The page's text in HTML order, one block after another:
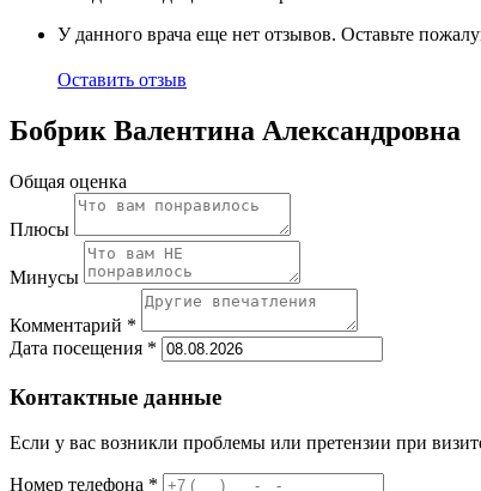
У данного врача еще нет отзывов. Оставьте
Оставить отзыв
Бобрик Валентина Александровна
Общая оценка
Плюсы
Минусы
Комментарий *
Дата посещения *
Контактные данные
Если у вас возникли проблемы или претензии при
Номер телефона *